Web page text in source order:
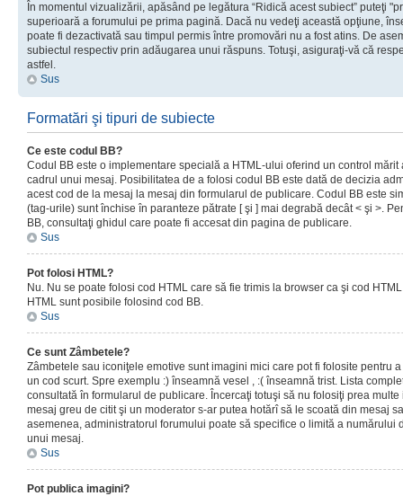
În momentul vizualizării, apăsând pe legătura “Ridică acest subiect” puteţi
superioară a forumului pe prima pagină. Dacă nu vedeţi această opţiune,
poate fi dezactivată sau timpul permis între promovări nu a fost atins. De
subiectul respectiv prin adăugarea unui răspuns. Totuşi, asiguraţi-vă că
astfel.
Sus
Formatări şi tipuri de subiecte
Ce este codul BB?
Codul BB este o implementare specială a HTML-ului oferind un control
cadrul unui mesaj. Posibilitatea de a folosi codul BB este dată de decizia
acest cod de la mesaj la mesaj din formularul de publicare. Codul BB este
(tag-urile) sunt închise în paranteze pătrate [ şi ] mai degrabă decât < şi >.
BB, consultaţi ghidul care poate fi accesat din pagina de publicare.
Sus
Pot folosi HTML?
Nu. Nu se poate folosi cod HTML care să fie trimis la browser ca şi cod
HTML sunt posibile folosind cod BB.
Sus
Ce sunt Zâmbetele?
Zâmbetele sau iconiţele emotive sunt imagini mici care pot fi folosite pentru
un cod scurt. Spre exemplu :) înseamnă vesel , :( înseamnă trist. Lista
consultată în formularul de publicare. Încercaţi totuşi să nu folosiţi prea
mesaj greu de citit şi un moderator s-ar putea hotărî să le scoată din mesaj
asemenea, administratorul forumului poate să specifice o limită a numărului
unui mesaj.
Sus
Pot publica imagini?